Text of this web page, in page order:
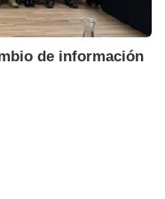
de información